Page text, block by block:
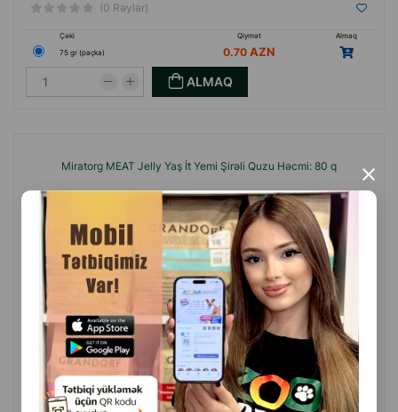
×
(0 Rəylər)
Çəki Qiymət
Almaq
75 gr (paçka)
0.70
ALMAQ
Miratorg MEAT Jelly Yaş İt Yemi Şirəli Quzu Həcmi: 80 q